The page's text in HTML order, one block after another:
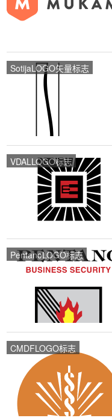
SotijaLOGO矢量标志
VDALLOGO标志
PentanoLOGO标志
CMDFLOGO标志